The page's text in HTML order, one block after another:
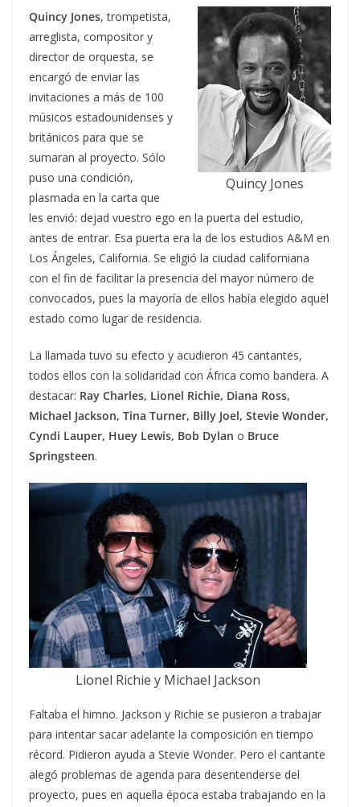
Quincy Jones
Quincy Jones, trompetista,
arreglista, compositor y
director de orquesta, se
encargó de enviar las
invitaciones a más de 100
músicos estadounidenses y
británicos para que se
sumaran al proyecto. Sólo
puso una condición,
plasmada en la carta que
les envió: dejad vuestro ego en la puerta del estudio,
antes de entrar. Esa puerta era la de los estudios A&M en
Los Ángeles, California. Se eligió la ciudad californiana
con el fin de facilitar la presencia del mayor número de
convocados, pues la mayoría de ellos había elegido aquel
estado como lugar de residencia.
La llamada tuvo su efecto y acudieron 45 cantantes,
todos ellos con la solidaridad con África como bandera. A
destacar: Ray Charles, Lionel Richie, Diana Ross,
Michael Jackson, Tina Turner, Billy Joel, Stevie Wonder,
Cyndi Lauper, Huey Lewis, Bob Dylan o Bruce
Springsteen.
Lionel Richie y Michael Jackson
Faltaba el himno. Jackson y Richie se pusieron a trabajar
para intentar sacar adelante la composición en tiempo
récord. Pidieron ayuda a Stevie Wonder. Pero el cantante
alegó problemas de agenda para desentenderse del
proyecto, pues en aquella época estaba trabajando en la